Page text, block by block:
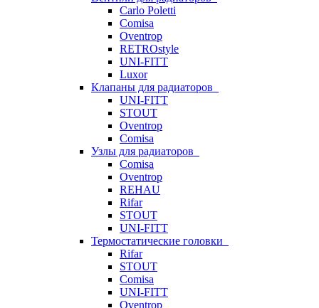
Carlo Poletti
Comisa
Oventrop
RETROstyle
UNI-FITT
Luxor
Клапаны для радиаторов
UNI-FITT
STOUT
Oventrop
Comisa
Узлы для радиаторов
Comisa
Oventrop
REHAU
Rifar
STOUT
UNI-FITT
Термостатические головки
Rifar
STOUT
Comisa
UNI-FITT
Oventrop